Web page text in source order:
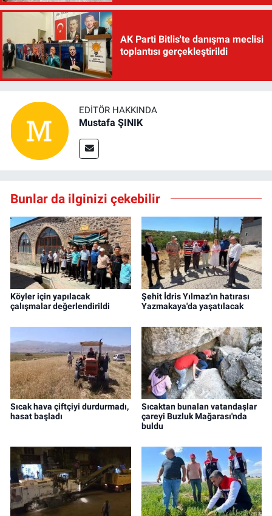
AK Parti Bitlis'te danışma meclisi
toplantısı gerçekleştirildi
EDITÖR HAKKINDA
Mustafa ŞINIK
Bunlar da ilginizi çekebilir
Köyler için yapılacak
çalışmalar değerlendirildi
Şehit İdris Yılmaz'ın hatırası
Yazmakaya'da yaşatılacak
Sıcak hava çiftçiyi durdurmadı,
hasat başladı
Sıcaktan bunalan vatandaşlar
çareyi Buzluk Mağarası'nda
buldu